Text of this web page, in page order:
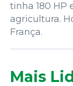
tinha 180 HP
agricultura.
França.
Mais